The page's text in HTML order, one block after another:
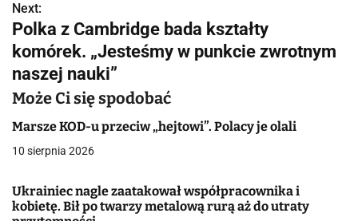
i
g
a
c
j
w
Next:
Polka z Cambridge bada kształty
komórek. „Jesteśmy w punkcie zwrotnym
naszej nauki”
Może Ci się spodobać
Marsze KOD-u przeciw „hejtowi”. Polacy je olali
10 sierpnia 2026
Ukrainiec nagle zaatakował współpracownika i
kobietę. Bił po twarzy metalową rurą aż do utraty